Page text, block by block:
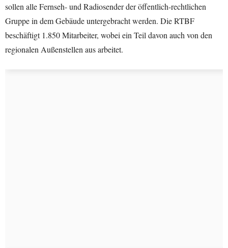
sollen alle Fernseh- und Radiosender der öffentlich-rechtlichen
Gruppe in dem Gebäude untergebracht werden. Die RTBF
beschäftigt 1.850 Mitarbeiter, wobei ein Teil davon auch von den
regionalen Außenstellen aus arbeitet.